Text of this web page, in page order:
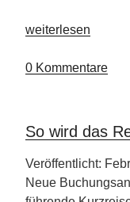
„Lauterdörfle
Alb“
weiterlesen
0 Kommentare
So wird das
Veröffentlicht:
Neue